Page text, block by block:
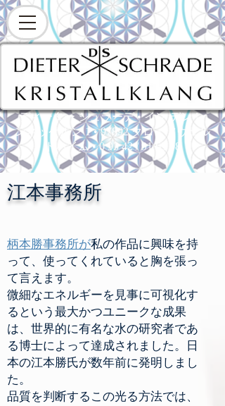
ディーター シュラーデ • イン デン レ
ンネッケルン 1 • 97892 クロイツヴェル
トハイム • 0 93 42 / 91 65 08
江本事務所
柄本勝事務所が私の作品に興味を持
って、使ってくれていると胸を張っ
て言えます。
微細なエネルギーを見事に可視化す
るという最大かつユニークな成果
は、世界的に有名な水の研究者であ
る博士によって達成されました。日
本の江本勝氏が数年前に発明しまし
た。
品質を判断するこの光る方法では、